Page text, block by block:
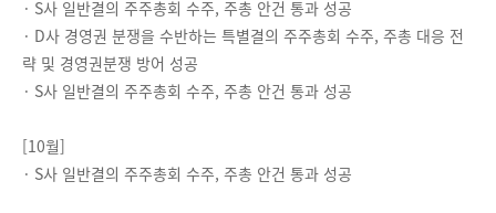
· S사 일반결의 주주총회 수주, 주총 안건 통과 성공
·
D사 경영권 분쟁을 수반하는 특별결의 주주총회 수주, 주총 대응 전
략 및 경영권분쟁 방어 성공
· S사 일반결의 주주총회 수주, 주총 안건 통과 성공
[10월]
· S사 일반결의 주주총회 수주, 주총 안건 통과 성공